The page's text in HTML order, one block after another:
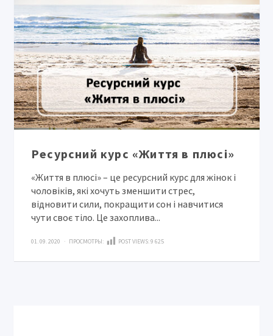
Ресурсний курс «Життя в плюсі»
«Життя в плюсі» – це ресурсний курс для жінок і
чоловіків, які хочуть зменшити стрес,
відновити сили, покращити сон і навчитися
чути своє тіло. Це захоплива...
01. 09. 2020 · ПРОСМОТРЫ: POST VIEWS:9 625